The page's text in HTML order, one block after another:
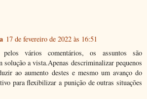
17 de fevereiro de 2022 às 16:51
vários comentários, os assuntos são
solução a vista.Apenas descriminalizar pequenos
ao aumento destes e mesmo um avanço do
para flexibilizar a punição de outras situações